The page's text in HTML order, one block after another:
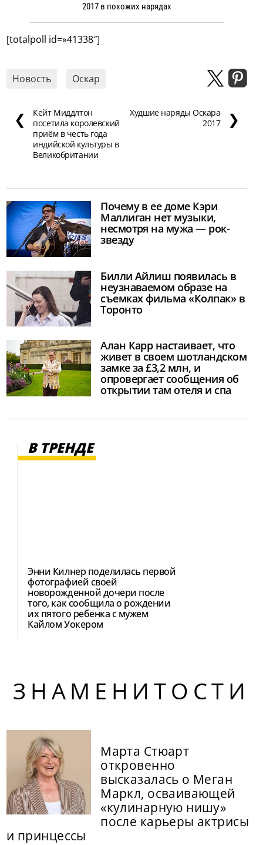
2017 в похожих нарядах
[totalpoll id=»41338″]
Новость Оскар
❮
Кейт Миддлтон
посетила королевский
приём в честь года
индийской культуры в
Великобритании
Худшие наряды Оскара
2017
❯
Почему в ее доме Кэри
Маллиган нет музыки,
несмотря на мужа — рок-
звезду
Билли Айлиш появилась в
неузнаваемом образе на
съемках фильма «Колпак» в
Торонто
Алан Карр настаивает, что
живет в своем шотландском
замке за £3,2 млн, и
опровергает сообщения об
открытии там отеля и спа
В ТРЕНДЕ
Энни Килнер поделилась первой
фотографией своей
новорожденной дочери после
того, как сообщила о рождении
их пятого ребенка с мужем
Кайлом Уокером
ЗНАМЕНИТОСТИ
Марта Стюарт
откровенно
высказалась о Меган
Маркл, осваивающей
«кулинарную нишу»
после карьеры актрисы
и принцессы